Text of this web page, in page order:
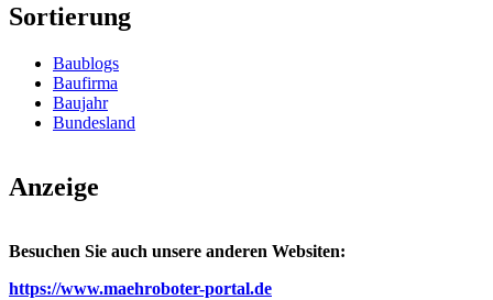
Sortierung
Baublogs
Baufirma
Baujahr
Bundesland
Anzeige
Besuchen Sie auch unsere anderen Websiten:
https://www.maehroboter-portal.de